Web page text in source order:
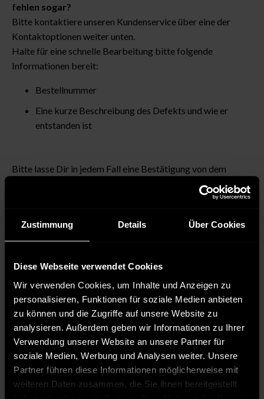
Zustimmung Details Über Cookies
Diese Webseite verwendet Cookies
Wir verwenden Cookies, um Inhalte und Anzeigen zu
personalisieren, Funktionen für soziale Medien anbieten
zu können und die Zugriffe auf unsere Website zu
analysieren. Außerdem geben wir Informationen zu Ihrer
Verwendung unserer Website an unsere Partner für
soziale Medien, Werbung und Analysen weiter. Unsere
Partner führen diese Informationen möglicherweise mit
weiteren Daten zusammen, die Sie ihnen bereitgestellt
Versand und Lieferung
Rücksendung & Rückerstattung
fehlen sogar?
Bitte kontaktiere unseren Kundenservice über eine der
Kontaktoptionen weiter unten.
Halte für eine schnelle Bearbeitung bitte folgende
Informationen bereit:
Bestellnummer
Eine kurze Beschreibung des Defekts und wie er
entstanden ist
Bitte lasse Dir in jedem Fall eine Bestätigung von dem
Versanddienstleister geben, dass Dein Paket beim
Transport beschädigt wurde. Ohne diese Bestätigung
gegenüber dem Versanddienstleister geltend machen und
somit auch keine Reklamation vornehmen.